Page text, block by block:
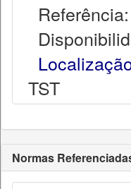
TST
Normas